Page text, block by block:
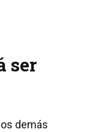
ser
demás